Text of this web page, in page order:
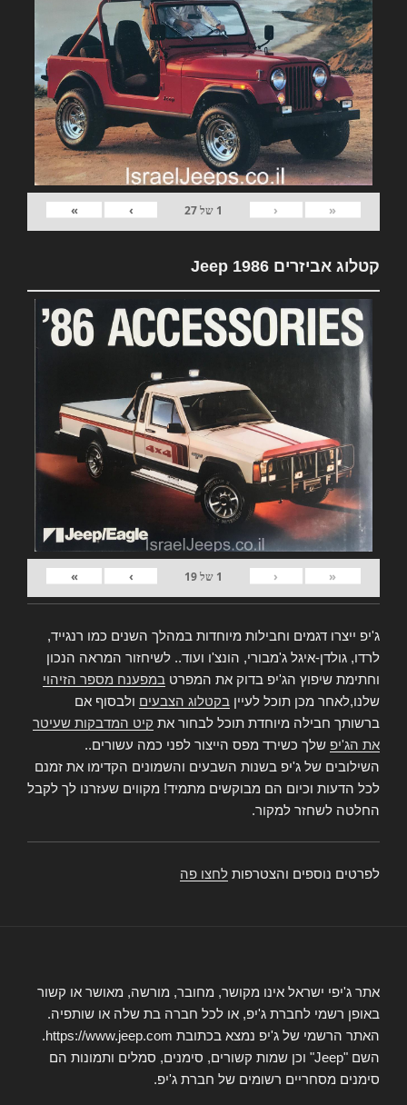
«
‹
1 של27
›
»
קטלוג אביזרים Jeep 1986
«
‹
1 של19
›
»
ג'יפ ייצרו דגמים וחבילות מיוחדות במהלך השנים כמו רנגייד,
לרדו, גולדן-איגל ג'מבורי, הונצ'ו ועוד.. לשיחזור המראה הנכון
וחתימת שיפוץ הג'יפ בדוק את המפרט במפענח מספר הזיהוי
שלנו,לאחר מכן תוכל לעיין בקטלוג הצבעים ולבסוף אם
ברשותך חבילה מיוחדת תוכל לבחור את קיט המדבקות שעיטר
את הג'יפ שלך כשירד מפס הייצור לפני כמה עשורים..
השילובים של ג'יפ בשנות השבעים והשמונים הקדימו את זמנם
לכל הדעות וכיום הם מבוקשים מתמיד! מקווים שעזרנו לך לקבל
החלטה לשחזר למקור.
לפרטים נוספים והצטרפות לחצו פה
אתר ג'יפי ישראל אינו מקושר, מחובר, מורשה, מאושר או קשור
באופן רשמי לחברת ג'יפ, או לכל חברה בת שלה או שותפיה.
האתר הרשמי של ג'יפ נמצא בכתובת https://www.jeep.com.
השם "Jeep" וכן שמות קשורים, סימנים, סמלים ותמונות הם
סימנים מסחריים רשומים של חברת ג'יפ.